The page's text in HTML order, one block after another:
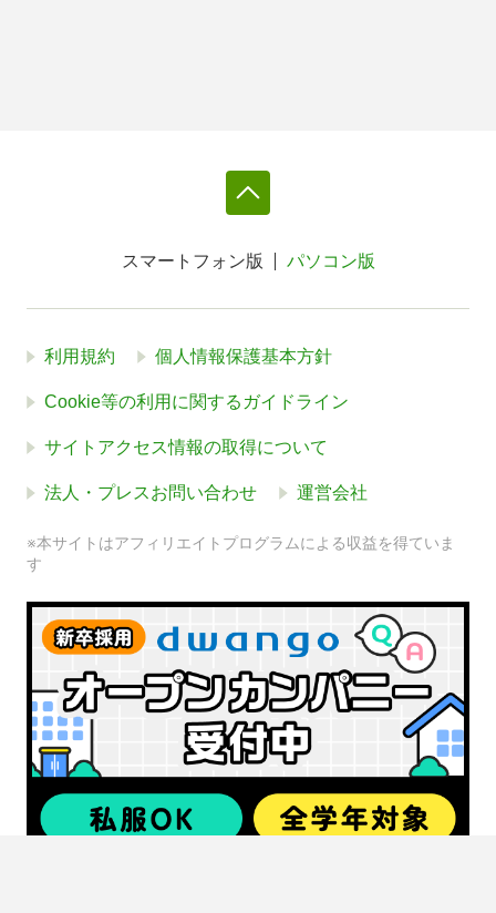
スマートフォン版 パソコン版
利用規約 個人情報保護基本方針
Cookie等の利用に関するガイドライン
サイトアクセス情報の取得について
法人・プレスお問い合わせ 運営会社
※本サイトはアフィリエイトプログラムによる収益を得ていま
す